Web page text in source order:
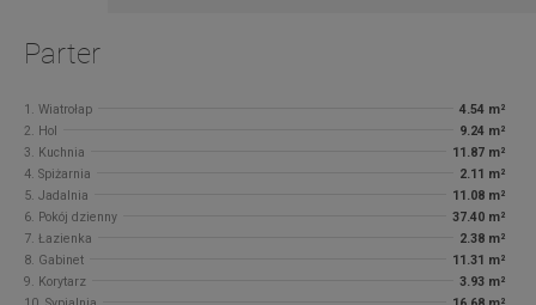
Parter
1. Wiatrołap
4.54 m²
2. Hol
9.24 m²
3. Kuchnia
11.87 m²
4. Spiżarnia
2.11 m²
5. Jadalnia
11.08 m²
6. Pokój dzienny
37.40 m²
7. Łazienka
2.38 m²
8. Gabinet
11.31 m²
9. Korytarz
3.93 m²